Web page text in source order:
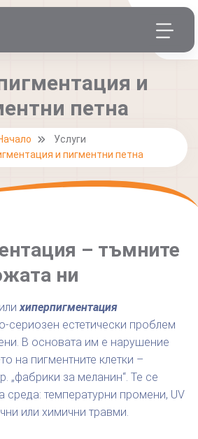
и
петна
Услуги
и пигментни петна
– тъмните
ни
илихиперпигментация
сериозен естетически проблем
В основата им е нарушение
на пигментните клетки –
„фабрики за меланин“. Те се
среда: температурни промени, UV
или химични травми.